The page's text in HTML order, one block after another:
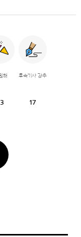
해 후속기사 강추
17